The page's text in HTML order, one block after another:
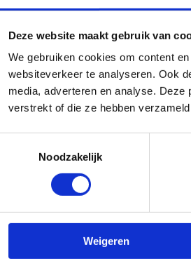
Deze website maakt gebruik van
We gebruiken cookies om content
websiteverkeer te analyseren. Ook
media, adverteren en analyse.
verstrekt of die ze hebben
Noodzakelijk
Weigeren
Zo kan